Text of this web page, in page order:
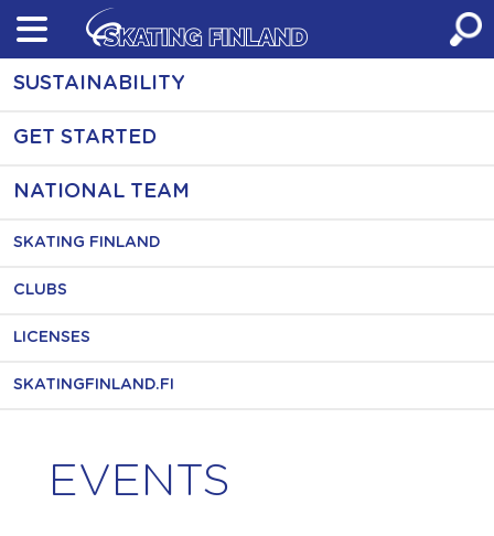
Skip
content
SUSTAINABILITY
GET STARTED
NATIONAL TEAM
SKATING FINLAND
CLUBS
LICENSES
SKATINGFINLAND.FI
EVENTS